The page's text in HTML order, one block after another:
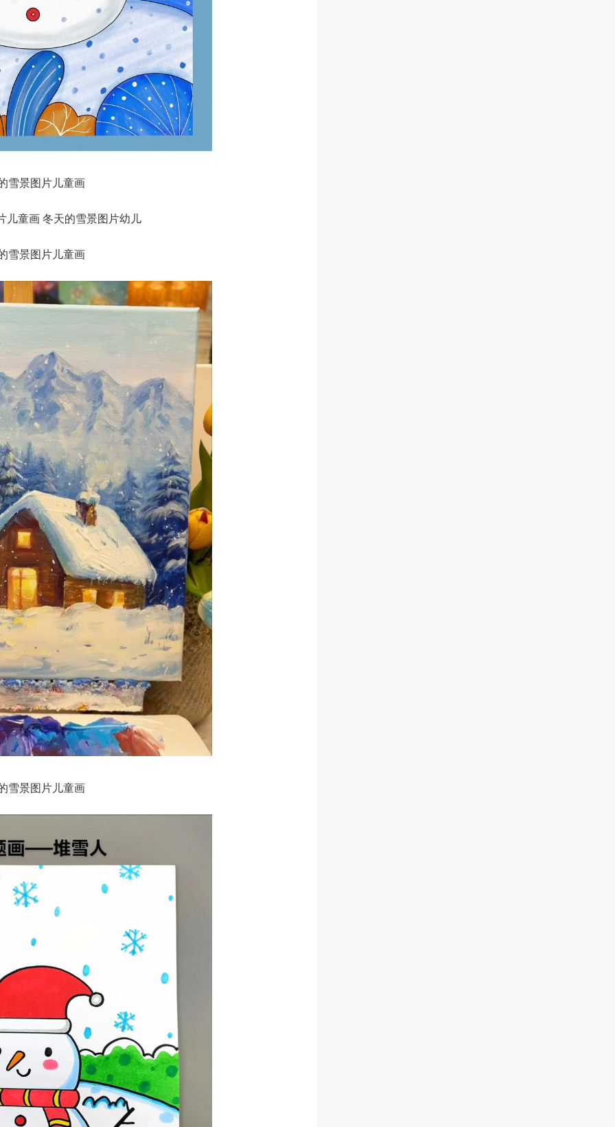
雪景图片儿童画
雪景图片儿童画
雪景图片儿童画